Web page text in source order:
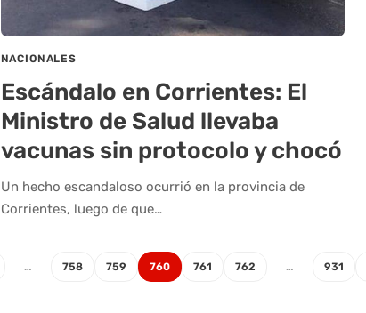
NACIONALES
Escándalo en Corrientes: El
Ministro de Salud llevaba
vacunas sin protocolo y chocó
Un hecho escandaloso ocurrió en la provincia de
Corrientes, luego de que…
… 758 759 760 761 762 … 931